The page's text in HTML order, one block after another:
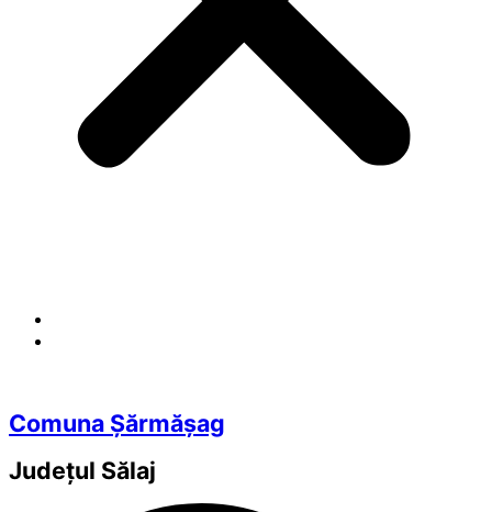
Comuna Șărmășag
Județul Sălaj